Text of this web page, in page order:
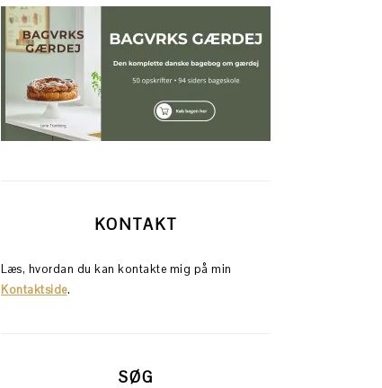
KONTAKT
Læs, hvordan du kan kontakte mig på min
Kontaktside.
SØG